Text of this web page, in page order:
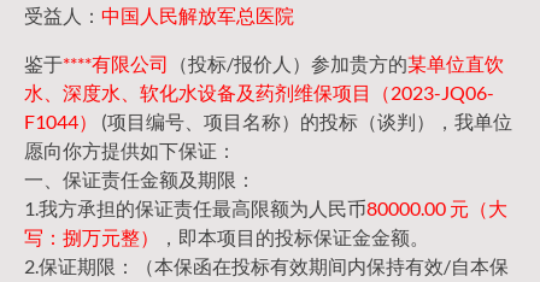
受益人： 中国人民解放军总医院
鉴于****有限公司 （投标/报价人）参加贵方的某单位直饮
水、深度水、软化水设备及药剂维保项目（2023-JQ06-
F1044）
(项目编号、项目名称）的投标（谈判），我单位
愿向你方提供如下保证：
一、保证责任金额及期限：
1.我方承担的保证责任最高限额为人民币80000.00 元（大
写：捌万元整）
，即本项目的投标保证金金额。
2.保证期限：（本保函在投标有效期间内保持有效/自本保